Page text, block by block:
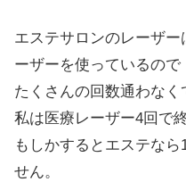
エステサロンのレーザ
ーザーを使っているので
たくさんの回数通わなく
私は医療レーザー4回で
もしかするとエステな
せん。